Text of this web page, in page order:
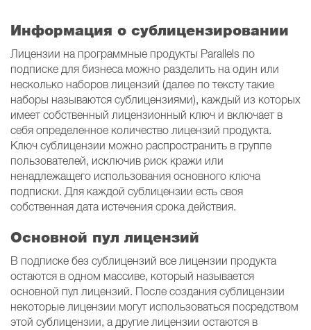
Информация о сублицензировании
Лицензии на программные продукты Parallels по
подписке для бизнеса можно разделить на один или
несколько наборов лицензий (далее по тексту такие
наборы называются сублицензиями), каждый из которых
имеет собственный лицензионный ключ и включает в
себя определенное количество лицензий продукта.
Ключ сублицензии можно распространить в группе
пользователей, исключив риск кражи или
ненадлежащего использования основного ключа
подписки. Для каждой сублицензии есть своя
собственная дата истечения срока действия.
Основной пул лицензий
В подписке без сублицензий все лицензии продукта
остаются в одном массиве, который называется
основной пул лицензий. После создания сублицензии
некоторые лицензии могут использоваться посредством
этой сублицензии, а другие лицензии остаются в